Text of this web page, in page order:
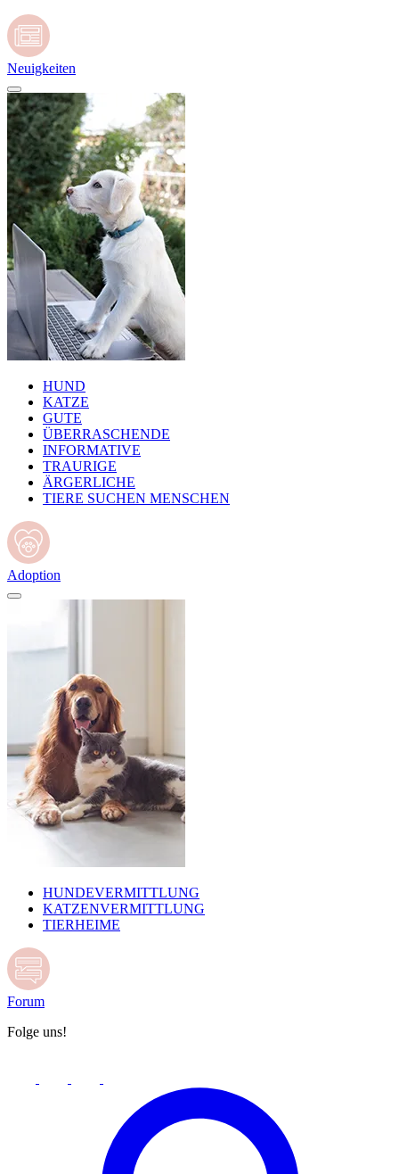
Neuigkeiten
HUND
KATZE
GUTE
ÜBERRASCHENDE
INFORMATIVE
TRAURIGE
ÄRGERLICHE
TIERE SUCHEN MENSCHEN
Adoption
HUNDEVERMITTLUNG
KATZENVERMITTLUNG
TIERHEIME
Forum
Folge uns!